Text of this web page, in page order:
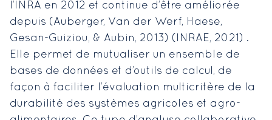
l’INRA en 2012 et continue d’être améliorée
depuis (Auberger, Van der Werf, Haese,
Gesan-Guiziou, & Aubin, 2013) (INRAE, 2021) .
Elle permet de mutualiser un ensemble de
bases de données et d’outils de calcul, de
façon à faciliter l’évaluation multicritère de la
durabilité des systèmes agricoles et agro-